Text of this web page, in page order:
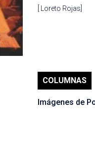
[ Loreto Rojas]
COLUMNAS
Imágenes de